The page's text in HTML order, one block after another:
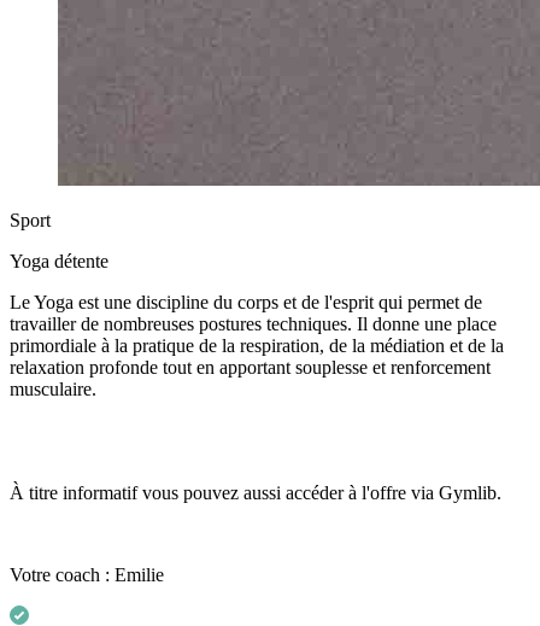
Sport
Yoga détente
Le Yoga est une discipline du corps et de l'esprit qui permet de
travailler de nombreuses postures techniques. Il donne une place
primordiale à la pratique de la respiration, de la médiation et de la
relaxation profonde tout en apportant souplesse et renforcement
musculaire.
À titre informatif vous pouvez aussi accéder à l'offre via Gymlib.
Votre coach : Emilie